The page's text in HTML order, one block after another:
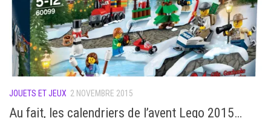
JOUETS ET JEUX 2 NOVEMBRE 2015
Au fait, les calendriers de l’avent Lego 2015…